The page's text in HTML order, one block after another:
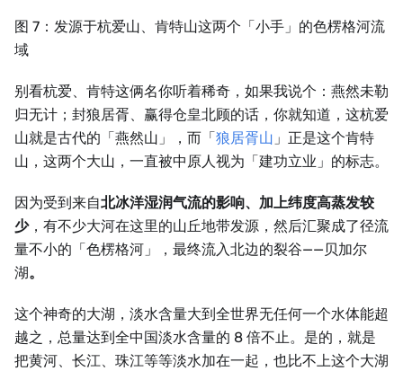
图 7：发源于杭爱山、肯特山这两个「小手」的色楞格河流
域
别看杭爱、肯特这俩名你听着稀奇，如果我说个：燕然未勒
归无计；封狼居胥、赢得仓皇北顾的话，你就知道，这杭爱
山就是古代的「燕然山」，而「 狼居胥山 」正是这个肯特
山，这两个大山，一直被中原人视为「建功立业」的标志。
因为受到来自北冰洋湿润气流的影响、加上纬度高蒸发较
少，有不少大河在这里的山丘地带发源，然后汇聚成了径流
量不小的「色楞格河」，最终流入北边的裂谷——贝加尔
湖。
这个神奇的大湖，淡水含量大到全世界无任何一个水体能超
越之，总量达到全中国淡水含量的 8 倍不止。是的，就是
把黄河、长江、珠江等等淡水加在一起，也比不上这个大湖